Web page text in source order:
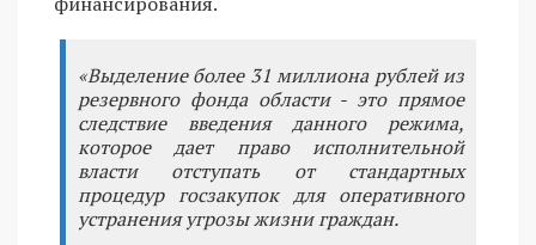
«Выделение более 31 миллиона рублей из
резервного фонда области - это прямое
следствие введения данного режима,
которое дает право исполнительной
власти отступать от стандартных
процедур госзакупок для оперативного
устранения угрозы жизни граждан.